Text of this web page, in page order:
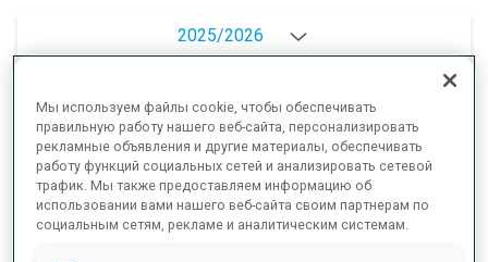
2025/2026
РЕЗУЛЬТАТЫ - СРЕДНЕЕ ЗНАЧЕНИЕ
ЛЫЖНЫЙ ХОД - ОТСТАВАНИЕ ОТ ЛИДЕРА +11.9 s/km
Мы используем файлы cookie, чтобы обеспечивать
правильную работу нашего веб-сайта, персонализировать
рекламные объявления и другие материалы, обеспечивать
работу функций социальных сетей и анализировать сетевой
трафик. Мы также предоставляем информацию об
использовании вами нашего веб-сайта своим партнерам по
социальным сетям, рекламе и аналитическим системам.